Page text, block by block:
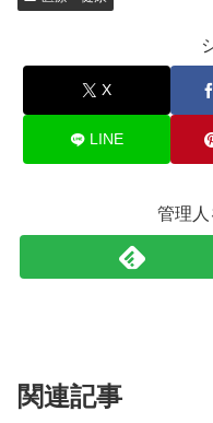
X
LINE
管理人
関連記事